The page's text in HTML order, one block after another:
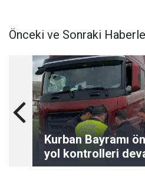
Önceki ve Sonraki
Kurban Bayramı
yol kontrolleri